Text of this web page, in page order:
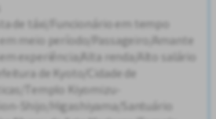
de táxi/Funcionário em tempo
meio período/Passageiro/Amante
experiência/Alta renda/Alto salário
de Kyoto/Cidade de
Templo Kiyomizu-
Shijo/Higashiyama/Santuário